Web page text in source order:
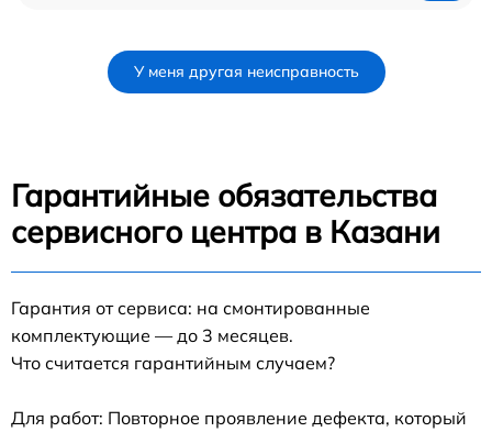
У меня другая неисправность
Гарантийные обязательства
сервисного центра в Казани
Гарантия от сервиса: на смонтированные
комплектующие — до 3 месяцев.
Что считается гарантийным случаем?
Для работ: Повторное проявление дефекта, который